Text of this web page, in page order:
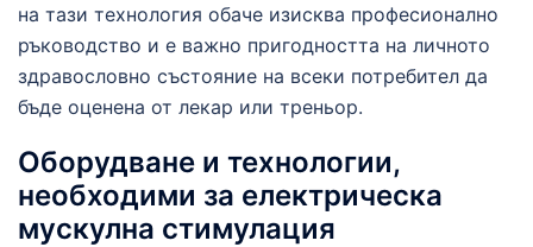
на тази технология обаче изисква професионално
ръководство и е важно пригодността на личното
здравословно състояние на всеки потребител да
бъде оценена от лекар или треньор.
Оборудване и технологии,
необходими за електрическа
мускулна стимулация